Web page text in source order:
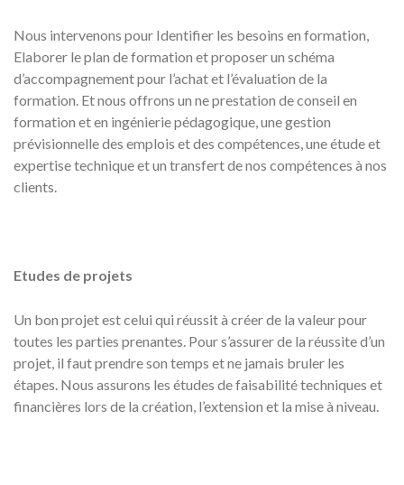
Nous intervenons pour Identifier les besoins en formation,
Elaborer le plan de formation et proposer un schéma
d’accompagnement pour l’achat et l’évaluation de la
formation. Et nous offrons un ne prestation de conseil en
formation et en ingénierie pédagogique, une gestion
prévisionnelle des emplois et des compétences, une étude et
expertise technique et un transfert de nos compétences à nos
clients.
Etudes de projets
Un bon projet est celui qui réussit à créer de la valeur pour
toutes les parties prenantes. Pour s’assurer de la réussite d’un
projet, il faut prendre son temps et ne jamais bruler les
étapes. Nous assurons les études de faisabilité techniques et
financières lors de la création, l’extension et la mise à niveau.